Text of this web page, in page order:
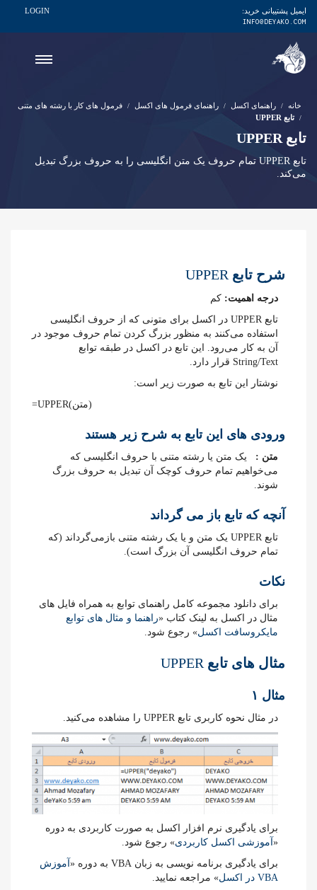
ایمیل پشتیبانی خرید:
INFO@DEYAKO.COM
LOGIN
خانه راهنمای اکسل راهنمای فرمول های اکسل
فرمول های کار با رشته های متنی
تابع UPPER
تابع UPPER
تابع UPPER تمام حروف یک متن انگلیسی را به حروف بزرگ تبدیل
می‌کند.
شرح تابع UPPER
درجه اهمیت: کم
تابع UPPER در اکسل برای متونی که از حروف انگلیسی
استفاده می‌کنند به منظور بزرگ کردن تمام حروف موجود در
آن به کار می‌رود. این تابع در اکسل در طبقه توابع
String/Text قرار دارد.
نوشتار این تابع به صورت زیر است:
=UPPER(متن)
ورودی های این تابع به شرح زیر هستند
متن : یک متن یا رشته متنی با حروف انگلیسی که
می‌خواهیم تمام حروف کوچک آن تبدیل به حروف بزرگ
شوند.
آنچه که تابع باز می گرداند
تابع UPPER یک متن و یا یک رشته متنی بازمی‌گرداند (که
تمام حروف انگلیسی آن بزرگ است).
نکات
برای دانلود مجموعه کامل راهنمای توابع به همراه فایل های
مثال در اکسل به لینک کتاب «راهنما و مثال های توابع
مایکروسافت اکسل» رجوع شود.
مثال های تابع UPPER
مثال ۱
در مثال نحوه کاربری تابع UPPER را مشاهده می‌کنید.
برای یادگیری نرم افزار اکسل به صورت کاربردی به دوره
«آموزشی اکسل کاربردی» رجوع شود.
برای یادگیری برنامه نویسی به زبان VBA به دوره «
آموزش
VBA در اکسل
» مراجعه نمایید.